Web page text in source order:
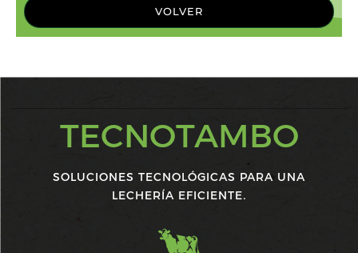
VOLVER
TECNOTAMBO
SOLUCIONES TECNOLÓGICAS PARA UNA
LECHERÍA EFICIENTE.